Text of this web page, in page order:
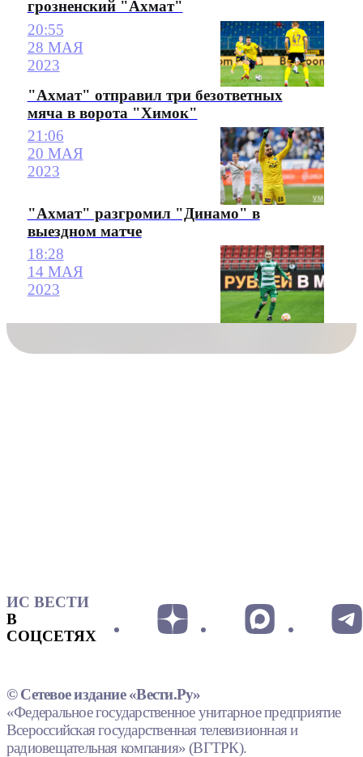
грозненский "Ахмат"
20:55
28 МАЯ
2023
"Ахмат" отправил три безответных
мяча в ворота "Химок"
21:06
20 МАЯ
2023
"Ахмат" разгромил "Динамо" в
выездном матче
18:28
14 МАЯ
2023
ИС ВЕСТИ
В
СОЦСЕТЯХ
© Сетевое издание «Вести.Ру»
«Федеральное государственное унитарное предприятие
Всероссийская государственная телевизионная и
радиовещательная компания» (ВГТРК).